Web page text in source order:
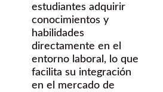
estudiantes adquirir
conocimientos y
habilidades
directamente en el
entorno laboral, lo que
facilita su integración
en el mercado de